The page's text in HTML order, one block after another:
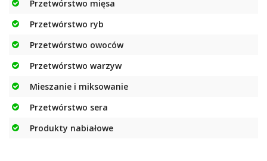
Przetwórstwo mięsa
Przetwórstwo ryb
Przetwórstwo owoców
Przetwórstwo warzyw
Mieszanie i miksowanie
Przetwórstwo sera
Produkty nabiałowe